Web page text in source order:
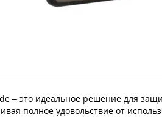
– это идеальное решение для
полное удовольствие от